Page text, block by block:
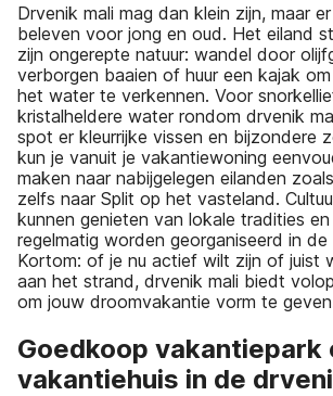
Drvenik mali mag dan klein zijn, maar
beleven voor jong en oud. Het eiland
zijn ongerepte natuur: wandel door
verborgen baaien of huur een kajak
het water te verkennen. Voor
kristalheldere water rondom drvenik
spot er kleurrijke vissen en bijzondere
kun je vanuit je vakantiewoning
maken naar nabijgelegen eilanden
zelfs naar Split op het vasteland.
kunnen genieten van lokale tradities
regelmatig worden georganiseerd in de
Kortom: of je nu actief wilt zijn of juist
aan het strand, drvenik mali biedt
om jouw droomvakantie vorm te
Goedkoop vakantiepark
vakantiehuis in de